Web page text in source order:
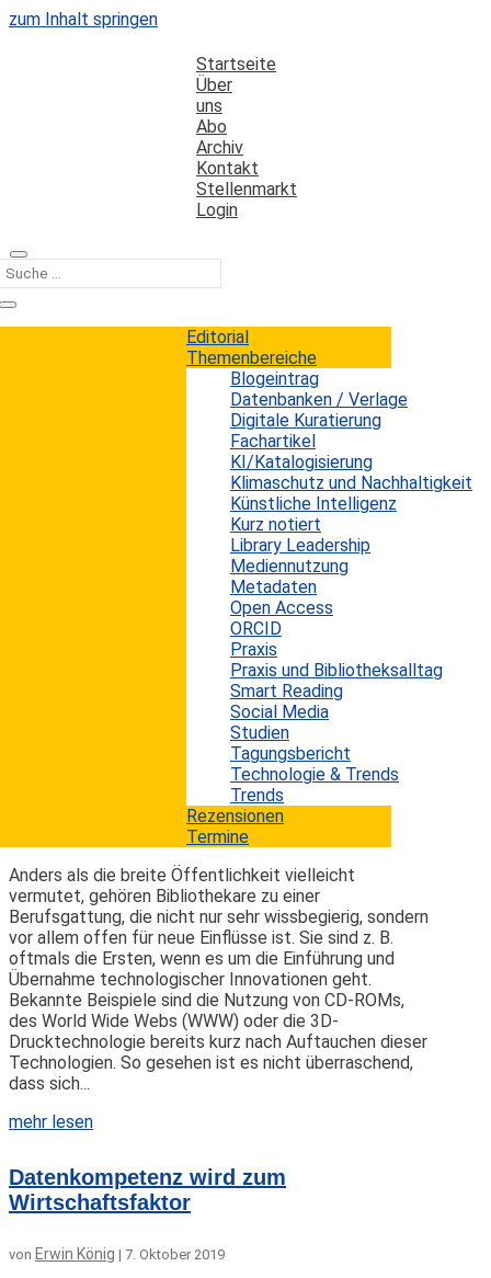
zum Inhalt springen
Startseite
Über
uns
Abo
Archiv
Kontakt
Stellenmarkt
Login
Editorial
Themenbereiche
Blogeintrag
Datenbanken / Verlage
Digitale Kuratierung
Fachartikel
KI/Katalogisierung
Klimaschutz und Nachhaltigkeit
Künstliche Intelligenz
Kurz notiert
Library Leadership
Mediennutzung
Metadaten
Open Access
ORCID
Praxis
Praxis und Bibliotheksalltag
Smart Reading
Social Media
Studien
Tagungsbericht
Technologie & Trends
Trends
Rezensionen
Termine
Kategorie
Ausbildung
Untersuchung zur bibliothekarischen
Berufspraxis in Deutschland
Der digitale Wandel verändert nicht nur die Art, wie wir
kommunizieren, lernen oder lehren. Mindestens
genauso stark beeinflusst die Digitalisierung auch, wie
wir arbeiten, also unsere Arbeitswelt. Bibliotheken und
andere Informationseinrichtungen bilden hier keine
Ausnahme. In welche Richtung sich die Berufspraxis
verändert, entscheidet auch darüber, wie die
informations- und bibliothekswissenschaftlichen
Ausbildungs- und Studiengänge der Zukunft aussehen
werden. Anhand der auf dem...
Ein transatlantischer Vergleich
17. November 2019
Anders als die breite Öffentlichkeit vielleicht
vermutet, gehören Bibliothekare zu einer
Berufsgattung, die nicht nur sehr wissbegierig, sondern
vor allem offen für neue Einflüsse ist. Sie sind z. B.
oftmals die Ersten, wenn es um die Einführung und
Übernahme technologischer Innovationen geht.
Bekannte Beispiele sind die Nutzung von CD-ROMs,
des World Wide Webs (WWW) oder die 3D-
Drucktechnologie bereits kurz nach Auftauchen dieser
Technologien. So gesehen ist es nicht überraschend,
dass sich...
mehr lesen
Datenkompetenz wird zum
Wirtschaftsfaktor
von Erwin König | 7. Oktober 2019